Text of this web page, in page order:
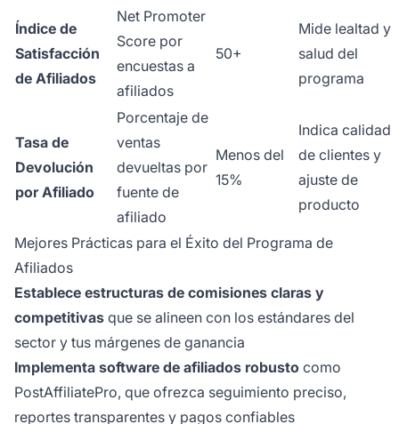
Índice de
Satisfacción
de Afiliados
Net Promoter
Score por
encuestas a
afiliados
50+
Mide lealtad y
salud del
programa
Tasa de
Devolución
por Afiliado
Porcentaje de
ventas
devueltas por
fuente de
afiliado
Menos del
15%
Indica calidad
de clientes y
ajuste de
producto
Mejores Prácticas para el Éxito del Programa de
Afiliados
Establece estructuras de comisiones claras y
competitivas que se alineen con los estándares del
sector y tus márgenes de ganancia
Implementa software de afiliados robusto como
PostAffiliatePro, que ofrezca seguimiento preciso,
reportes transparentes y pagos confiables